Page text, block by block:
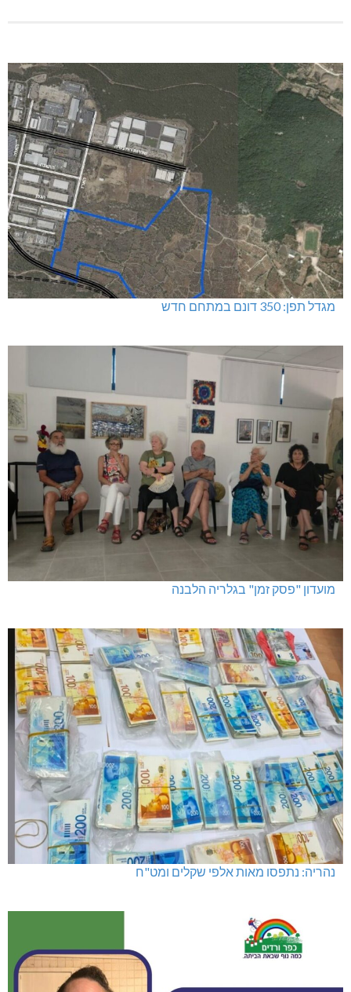
מגדל תפן: 350 דונם במתחם חדש
מועדון "פסק זמן" בגלריה הלבנה